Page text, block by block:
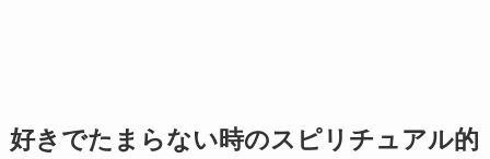
好きでたまらない時のスピリチュアル的